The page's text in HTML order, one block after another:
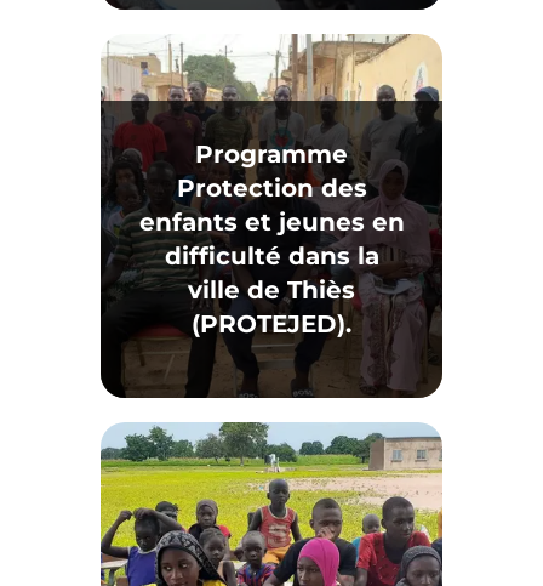
Programme
Protection des
enfants et jeunes en
difficulté dans la
ville de Thiès
(PROTEJED).